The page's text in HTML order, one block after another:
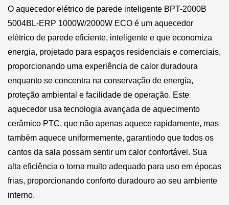
O aquecedor elétrico de parede inteligente BPT-2000B
5004BL-ERP 1000W/2000W ECO é um aquecedor
elétrico de parede eficiente, inteligente e que economiza
energia, projetado para espaços residenciais e comerciais,
proporcionando uma experiência de calor duradoura
enquanto se concentra na conservação de energia,
proteção ambiental e facilidade de operação. Este
aquecedor usa tecnologia avançada de aquecimento
cerâmico PTC, que não apenas aquece rapidamente, mas
também aquece uniformemente, garantindo que todos os
cantos da sala possam sentir um calor confortável. Sua
alta eficiência o torna muito adequado para uso em épocas
frias, proporcionando conforto duradouro ao seu ambiente
interno.